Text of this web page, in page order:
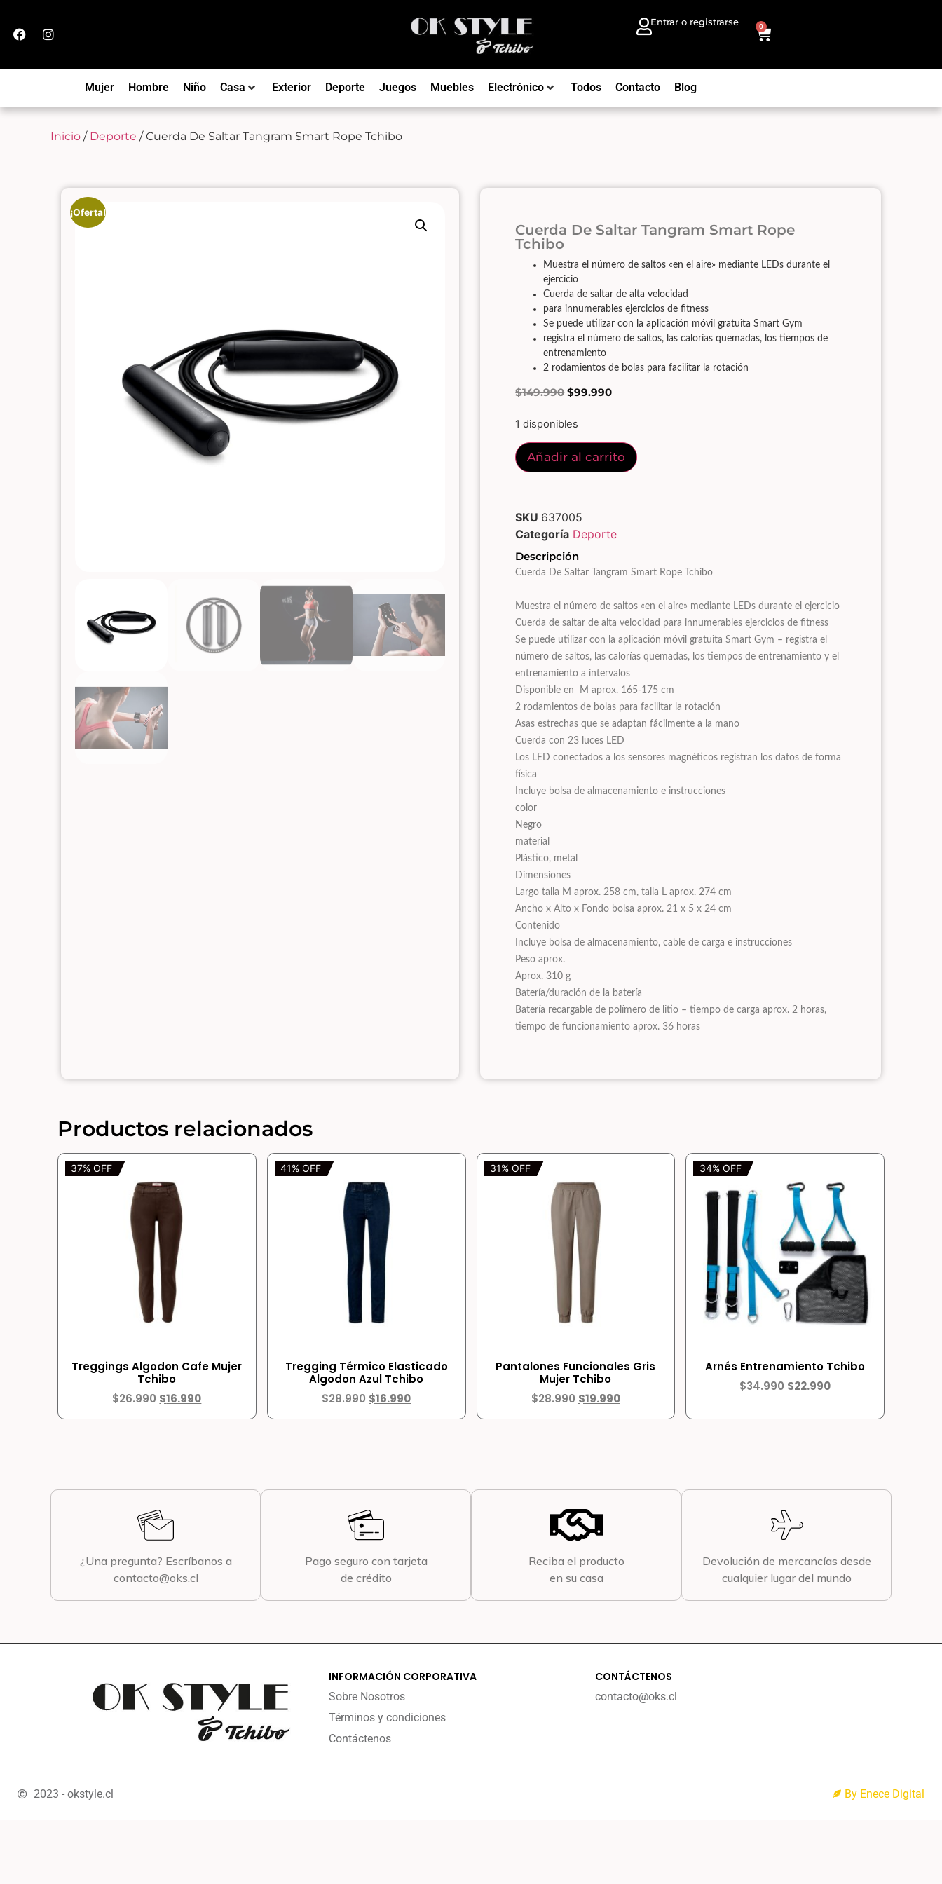
Entrar o registrarse 0
Mujer Hombre Niño Casa Exterior Deporte Juegos Muebles Electrónico Todos Contacto Blog
Inicio / Deporte / Cuerda De Saltar Tangram Smart Rope Tchibo
¡Oferta!
Cuerda De Saltar Tangram Smart Rope
Tchibo
Muestra el número de saltos «en el aire» mediante LEDs durante el
ejercicio
Cuerda de saltar de alta velocidad
para innumerables ejercicios de fitness
Se puede utilizar con la aplicación móvil gratuita Smart Gym
registra el número de saltos, las calorías quemadas, los tiempos de
entrenamiento
2 rodamientos de bolas para facilitar la rotación
$149.990 $99.990
1 disponibles
Añadir al carrito
SKU 637005
Categoría Deporte
Descripción
Cuerda De Saltar Tangram Smart Rope Tchibo
Muestra el número de saltos «en el aire» mediante LEDs durante el ejercicio
Cuerda de saltar de alta velocidad para innumerables ejercicios de fitness
Se puede utilizar con la aplicación móvil gratuita Smart Gym – registra el
número de saltos, las calorías quemadas, los tiempos de entrenamiento y el
entrenamiento a intervalos
Disponible en M aprox. 165-175 cm
2 rodamientos de bolas para facilitar la rotación
Asas estrechas que se adaptan fácilmente a la mano
Cuerda con 23 luces LED
Los LED conectados a los sensores magnéticos registran los datos de forma
física
Incluye bolsa de almacenamiento e instrucciones
color
Negro
material
Plástico, metal
Dimensiones
Largo talla M aprox. 258 cm, talla L aprox. 274 cm
Ancho x Alto x Fondo bolsa aprox. 21 x 5 x 24 cm
Contenido
Incluye bolsa de almacenamiento, cable de carga e instrucciones
Peso aprox.
Aprox. 310 g
Batería/duración de la batería
Batería recargable de polímero de litio – tiempo de carga aprox. 2 horas,
tiempo de funcionamiento aprox. 36 horas
Productos relacionados
37% OFF
Treggings Algodon Cafe Mujer
Tchibo
$26.990 $16.990
41% OFF
Tregging Térmico Elasticado
Algodon Azul Tchibo
$28.990 $16.990
31% OFF
Pantalones Funcionales Gris
Mujer Tchibo
$28.990 $19.990
34% OFF
Arnés Entrenamiento Tchibo
$34.990 $22.990
¿Una pregunta? Escríbanos a
contacto@oks.cl
Pago seguro con tarjeta
de crédito
Reciba el producto
en su casa
Devolución de mercancías desde
cualquier lugar del mundo
INFORMACIÓN CORPORATIVA
Sobre Nosotros
Términos y condiciones
Contáctenos
CONTÁCTENOS
contacto@oks.cl
2023 - okstyle.cl By Enece Digital